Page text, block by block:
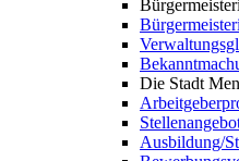
Die Stadt
Ausbildung/